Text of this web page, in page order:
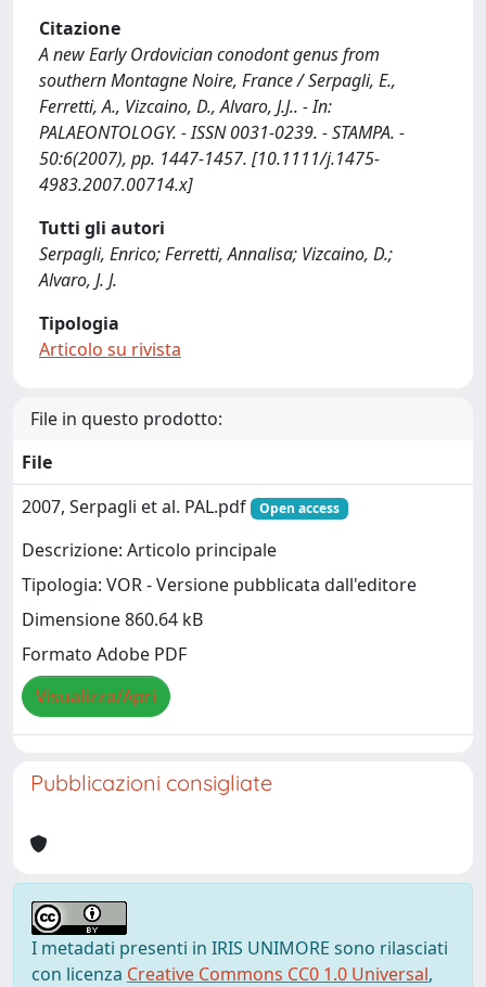
Citazione
A new Early Ordovician conodont genus from
southern Montagne Noire, France / Serpagli, E.,
Ferretti, A., Vizcaino, D., Alvaro, J.J.. - In:
PALAEONTOLOGY. - ISSN 0031-0239. - STAMPA. -
50:6(2007), pp. 1447-1457. [10.1111/j.1475-
4983.2007.00714.x]
Tutti gli autori
Serpagli, Enrico; Ferretti, Annalisa; Vizcaino, D.;
Alvaro, J. J.
Tipologia
Articolo su rivista
File in questo prodotto:
File
2007, Serpagli et al. PAL.pdf
Open access
Descrizione: Articolo principale
Tipologia: VOR - Versione pubblicata dall'editore
Dimensione 860.64 kB
Formato Adobe PDF
Visualizza/Apri
Pubblicazioni consigliate
I metadati presenti in IRIS UNIMORE sono rilasciati
con licenza Creative Commons CC0 1.0 Universal,